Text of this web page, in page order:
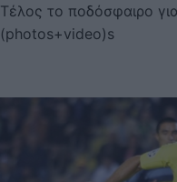
Τέλος το ποδόσφαιρο
(photos+video)s